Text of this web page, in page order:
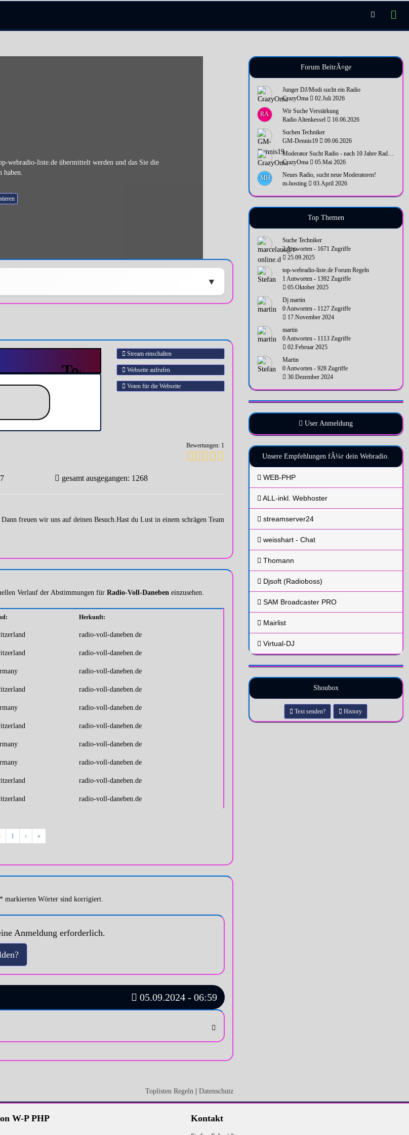
webradio-liste.de übermittelt werden und das Sie die
haben.
Stream einschalten
Webseite aufrufen
Voten für die Webseite
Bewertungen: 1
7 gesamt ausgegangen: 1268
freuen wir uns auf deinen Besuch.Hast du Lust in einem schrägen Team
Verlauf der Abstimmungen für Radio-Voll-Daneben einzusehen.
Herkunft:
radio-voll-daneben.de
radio-voll-daneben.de
radio-voll-daneben.de
radio-voll-daneben.de
radio-voll-daneben.de
radio-voll-daneben.de
radio-voll-daneben.de
radio-voll-daneben.de
radio-voll-daneben.de
radio-voll-daneben.de
1 › »
markierten Wörter sind korrigiert.
Anmeldung erforderlich.
05.09.2024 - 06:59
Toplisten Regeln| Datenschutz
Forum BeitrÃ¤ge
Junger DJ/Modi sucht ein Radio
CrazyOma
02.Juli 2026
RA
Wir Suche Verstärkung
Radio Altenkessel
16.06.2026
Suchen Techniker
GM-Dennis19
09.06.2026
Moderator Sucht Radio - nach 10 Jahre Radio Pause wieder Bock
CrazyOma
05.Mai 2026
MH
Neues Radio, sucht neue Moderatoren!
m-hosting
03.April 2026
Top Themen
Suche Techniker
2 Antworten - 1671 Zugriffe
25.09.2025
top-webradio-liste.de Forum Regeln
1 Antworten - 1392 Zugriffe
05.Oktober 2025
Dj martin
0 Antworten - 1127 Zugriffe
17.November 2024
martin
0 Antworten - 1113 Zugriffe
02.Februar 2025
Martin
0 Antworten - 928 Zugriffe
30.Dezember 2024
User Anmeldung
Unsere Empfehlungen fÃ¼r dein Webradio.
WEB-PHP
ALL-inkl. Webhoster
streamserver24
weisshart - Chat
Thomann
Djsoft (Radioboss)
SAM Broadcaster PRO
Mairlist
Virtual-DJ
Shoubox
Text senden? History
W-P PHP Kontakt